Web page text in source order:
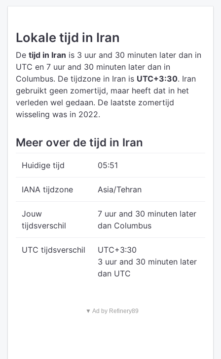
Lokale tijd in Iran
De tijd in Iran is 3 uur and 30 minuten later dan in
UTC en 7 uur and 30 minuten later dan in
Columbus. De tijdzone in Iran is UTC+3:30. Iran
gebruikt geen zomertijd, maar heeft dat in het
verleden wel gedaan. De laatste zomertijd
wisseling was in 2022.
Meer over de tijd in Iran
Huidige tijd 05:51
IANA tijdzone Asia/Tehran
Jouw
tijdsverschil
7 uur and 30 minuten later
dan Columbus
UTC tijdsverschil
UTC+3:30
3 uur and 30 minuten later
dan UTC
▼ Ad by Refinery89